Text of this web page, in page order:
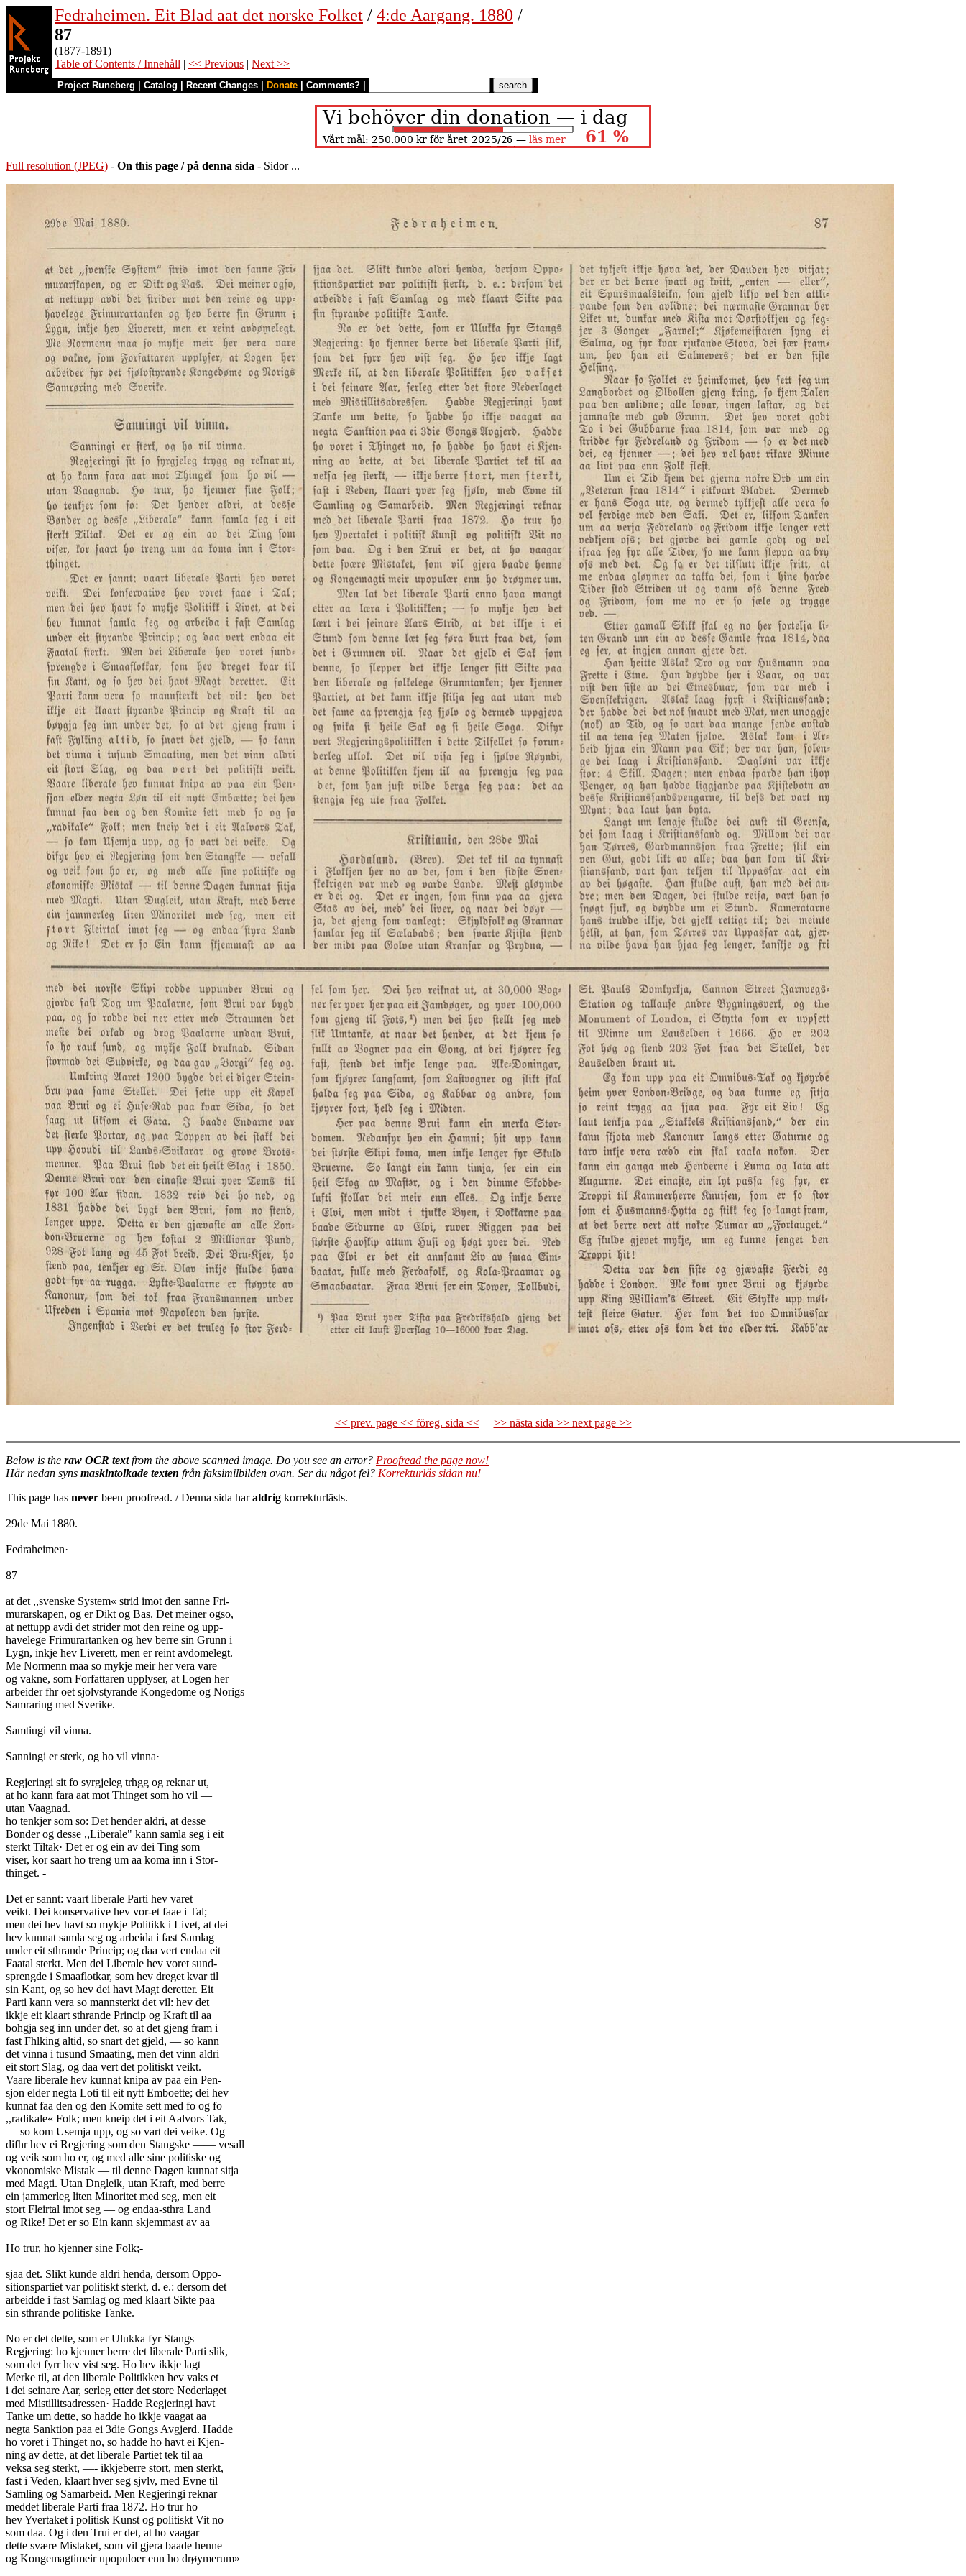
Fedraheimen. Eit Blad aat det norske Folket / 4:de Aargang. 1880 /
87
(1877-1891)
Table of Contents / Innehåll | << Previous | Next >>
Project Runeberg Catalog Recent Changes Donate Comments?
Full resolution (JPEG) - On this page / på denna sida - Sidor ...
<< prev. page << föreg. sida << >> nästa sida >> next page >>
Below is the raw OCR textfrom the above scanned image. Do you see an error? Proofread the page now!
Här nedan syns maskintolkade texten från faksimilbilden ovan. Ser du något fel? Korrekturläs sidan nu!
This page has never been proofread. / Denna sida haraldrig korrekturlästs.
29de Mai 1880.
Fedraheimen·
87
at det ,,svenske System« strid imot den sanne Fri-
murarskapen, og er Dikt og Bas. Det meiner ogso,
at nettupp avdi det strider mot den reine og upp-
havelege Frimurartanken og hev berre sin Grunn i
Lygn, inkje hev Liverett, men er reint avdomelegt.
Me Normenn maa so mykje meir her vera vare
og vakne, som Forfattaren upplyser, at Logen her
arbeider fhr oet sjolvstyrande Kongedome og Norigs
Samraring med Sverike.
Samtiugi vil vinna.
Sanningi er sterk, og ho vil vinna·
Regjeringi sit fo syrgjeleg trhgg og reknar ut,
at ho kann fara aat mot Thinget som ho vil —
utan Vaagnad.
ho tenkjer som so: Det hender aldri, at desse
Bonder og desse ,,Liberale" kann samla seg i eit
sterkt Tiltak· Det er og ein av dei Ting som
viser, kor saart ho treng um aa koma inn i Stor-
thinget. -
Det er sannt: vaart liberale Parti hev varet
veikt. Dei konservative hev vor-et faae i Tal;
men dei hev havt so mykje Politikk i Livet, at dei
hev kunnat samla seg og arbeida i fast Samlag
under eit sthrande Princip; og daa vert endaa eit
Faatal sterkt. Men dei Liberale hev voret sund-
sprengde i Smaaflotkar, som hev dreget kvar til
sin Kant, og so hev dei havt Magt deretter. Eit
Parti kann vera so mannsterkt det vil: hev det
ikkje eit klaart sthrande Princip og Kraft til aa
bohgja seg inn under det, so at det gjeng fram i
fast Fhlking altid, so snart det gjeld, — so kann
det vinna i tusund Smaating, men det vinn aldri
eit stort Slag, og daa vert det politiskt veikt.
Vaare liberale hev kunnat knipa av paa ein Pen-
sjon elder negta Loti til eit nytt Emboette; dei hev
kunnat faa den og den Komite sett med fo og fo
,,radikale« Folk; men kneip det i eit Aalvors Tak,
— so kom Usemja upp, og so vart dei veike. Og
difhr hev ei Regjering som den Stangske —— vesall
og veik som ho er, og med alle sine politiske og
vkonomiske Mistak — til denne Dagen kunnat sitja
med Magti. Utan Dngleik, utan Kraft, med berre
ein jammerleg liten Minoritet med seg, men eit
stort Fleirtal imot seg — og endaa-sthra Land
og Rike! Det er so Ein kann skjemmast av aa
Ho trur, ho kjenner sine Folk;-
sjaa det. Slikt kunde aldri henda, dersom Oppo-
sitionspartiet var politiskt sterkt, d. e.: dersom det
arbeidde i fast Samlag og med klaart Sikte paa
sin sthrande politiske Tanke.
No er det dette, som er Ulukka fyr Stangs
Regjering: ho kjenner berre det liberale Parti slik,
som det fyrr hev vist seg. Ho hev ikkje lagt
Merke til, at den liberale Politikken hev vaks et
i dei seinare Aar, serleg etter det store Nederlaget
med Mistillitsadressen· Hadde Regjeringi havt
Tanke um dette, so hadde ho ikkje vaagat aa
negta Sanktion paa ei 3die Gongs Avgjerd. Hadde
ho voret i Thinget no, so hadde ho havt ei Kjen-
ning av dette, at det liberale Partiet tek til aa
veksa seg sterkt, —- ikkjeberre stort, men sterkt,
fast i Veden, klaart hver seg sjvlv, med Evne til
Samling og Samarbeid. Men Regjeringi reknar
meddet liberale Parti fraa 1872. Ho trur ho
hev Yvertaket i politisk Kunst og politiskt Vit no
som daa. Og i den Trui er det, at ho vaagar
dette svære Mistaket, som vil gjera baade henne
og Kongemagtimeir upopuloer enn ho drøymerum»